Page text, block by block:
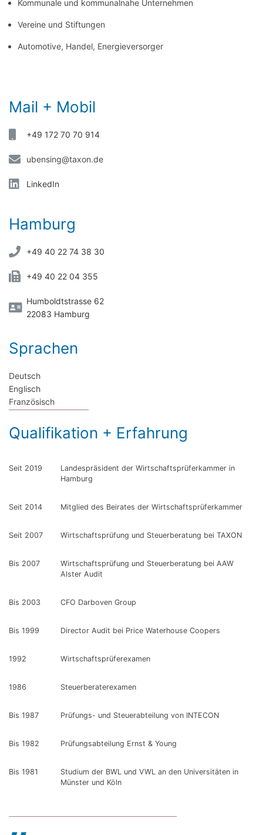
Kommunale und kommunalnahe Unternehmen
Vereine und Stiftungen
Automotive, Handel, Energieversorger
Mail + Mobil
+49 172 70 70 914
ubensing@taxon.de
LinkedIn
Hamburg
+49 40 22 74 38 30
+49 40 22 04 355
Humboldtstrasse 62
22083 Hamburg
Sprachen
Deutsch
Englisch
Französisch
Qualifikation + Erfahrung
Seit 2019
Landespräsident der Wirtschaftsprüferkammer in
Hamburg
Seit 2014 Mitglied des Beirates der Wirtschaftsprüferkammer
Seit 2007 Wirtschaftsprüfung und Steuerberatung bei TAXON
Bis 2007
Wirtschaftsprüfung und Steuerberatung bei AAW
Alster Audit
Bis 2003 CFO Darboven Group
Bis 1999 Director Audit bei Price Waterhouse Coopers
1992 Wirtschaftsprüferexamen
1986 Steuerberaterexamen
Bis 1987 Prüfungs- und Steuerabteilung von INTECON
Bis 1982 Prüfungsabteilung Ernst & Young
Bis 1981
Studium der BWL und VWL an den Universitäten in
Münster und Köln